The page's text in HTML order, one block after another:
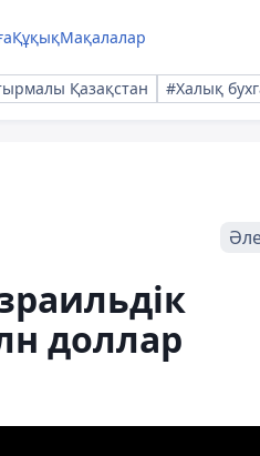
ҚұқықМақалалар
Қазақстан #Халық
доллар